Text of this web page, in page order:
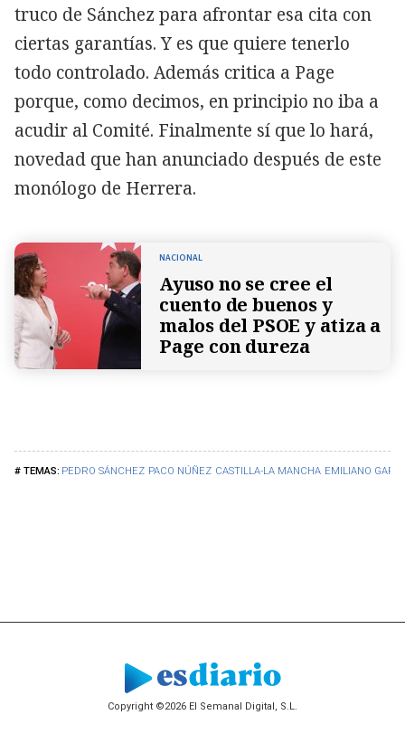
PEDRO SÁNCHEZ PACO NÚÑEZ CASTILLA-LA MANCHA EMILIANO
truco de Sánchez para afrontar esa cita con
ciertas garantías. Y es que quiere tenerlo
todo controlado. Además critica a Page
porque, como decimos, en principio no iba a
acudir al Comité. Finalmente sí que lo hará,
novedad que han anunciado después de este
monólogo de Herrera.
NACIONAL
Ayuso no se cree el
cuento de buenos y
malos del PSOE y atiza a
Page con dureza
Copyright ©2026 El Semanal Digital, S.L.